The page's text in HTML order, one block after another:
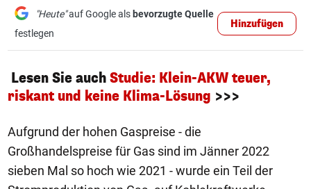
"Heute"auf Google als bevorzugte Quelle
festlegen
Hinzufügen
Lesen Sie auchStudie: Klein-AKW teuer,
riskant und keine Klima-Lösung >>>
Aufgrund der hohen Gaspreise - die
Großhandelspreise für Gas sind im Jänner 2022
sieben Mal so hoch wie 2021 - wurde ein Teil der